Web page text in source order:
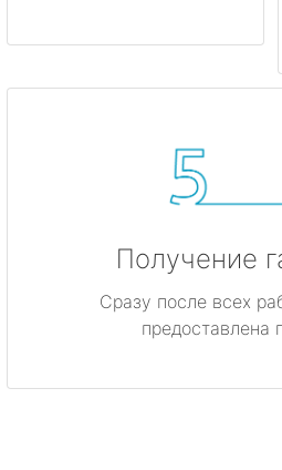
Получение
Сразу после всех
предоставлена